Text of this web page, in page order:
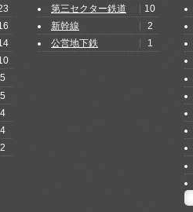
5
5
4
4
2
第三セクター鉄道
10
新幹線
2
公営地下鉄
1